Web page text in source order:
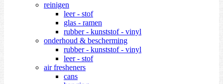
reinigen
leer - stof
glas - ramen
rubber - kunststof - vinyl
onderhoud & bescherming
rubber - kunststof - vinyl
leer - stof
air fresheners
cans